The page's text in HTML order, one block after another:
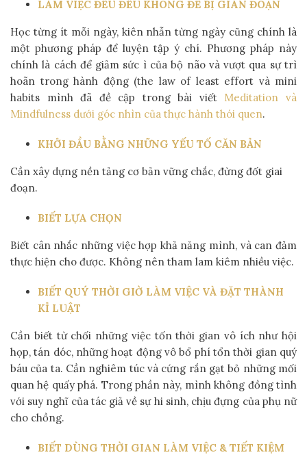
LÀM VIỆC ĐỀU ĐỀU KHÔNG ĐỂ BỊ GIÁN ĐOẠN
Học từng ít mỗi ngày, kiên nhẫn từng ngày cũng chính là
một phương pháp để luyện tập ý chí. Phương pháp này
chính là cách để giảm sức ì của bộ não và vượt qua sự trì
hoãn trong hành động (the law of least effort và mini
habits mình đã đề cập trong bài viết Meditation và
Mindfulness dưới góc nhìn của thực hành thói quen.
KHỞI ĐẦU BẰNG NHỮNG YẾU TỐ CĂN BẢN
Cần xây dựng nền tảng cơ bản vững chắc, đừng đốt giai
đoạn.
BIẾT LỰA CHỌN
Biết cân nhắc những việc hợp khả năng mình, và can đảm
thực hiện cho được. Không nên tham lam kiêm nhiều việc.
BIẾT QUÝ THỜI GIỜ LÀM VIỆC VÀ ĐẶT THÀNH
KỈ LUẬT
Cần biết từ chối những việc tốn thời gian vô ích như hội
họp, tán dóc, những hoạt động vô bổ phí tổn thời gian quý
báu của ta. Cần nghiêm túc và cứng rắn gạt bỏ những mối
quan hệ quấy phá. Trong phần này, mình không đồng tình
với suy nghĩ của tác giả về sự hi sinh, chịu đựng của phụ nữ
cho chồng.
BIẾT DÙNG THỜI GIAN LÀM VIỆC & TIẾT KIỆM